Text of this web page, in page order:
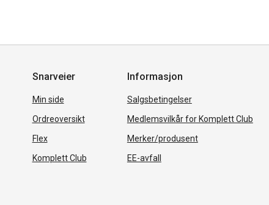
Snarveier
Min side
Ordreoversikt
Flex
Komplett Club
Informasjon
Salgsbetingelser
Medlemsvilkår for Komplett Club
Merker/produsent
EE-avfall